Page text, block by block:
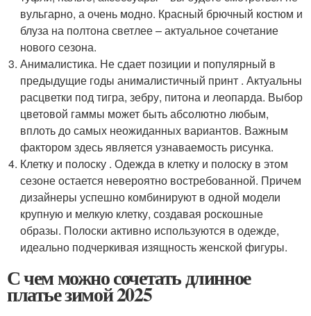
вульгарно, а очень модно. Красный брючный костюм и
блуза на полтона светлее – актуальное сочетание
нового сезона.
Анималистика. Не сдает позиции и популярный в
предыдущие годы анималистичный принт . Актуальны
расцветки под тигра, зебру, питона и леопарда. Выбор
цветовой гаммы может быть абсолютно любым,
вплоть до самых неожиданных вариантов. Важным
фактором здесь является узнаваемость рисунка.
Клетку и полоску . Одежда в клетку и полоску в этом
сезоне остается невероятно востребованной. Причем
дизайнеры успешно комбинируют в одной модели
крупную и мелкую клетку, создавая роскошные
образы. Полоски активно используются в одежде,
идеально подчеркивая изящность женской фигуры.
С чем можно сочетать длинное
платье зимой 2025